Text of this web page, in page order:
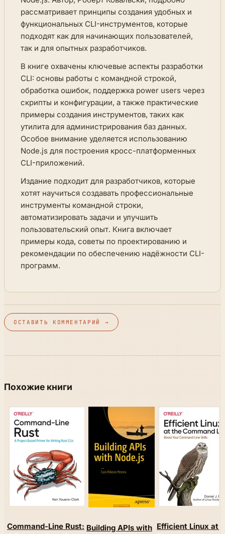
рассматривает принципы создания удобных и
функциональных CLI-инструментов, которые
подходят как для начинающих пользователей,
так и для опытных разработчиков.
В книге охвачены ключевые аспекты разработки
CLI: основы работы с командной строкой,
обработка ошибок, поддержка power users через
скрипты и конфигурации, а также практические
примеры создания инструментов, таких как
утилита для администрирования баз данных.
Особое внимание уделяется использованию
Node.js для построения кросс-платформенных
CLI-приложений.
Издание подходит для разработчиков, которые
хотят научиться создавать профессиональные
инструменты командной строки,
автоматизировать задачи и улучшить
пользовательский опыт. Книга включает
примеры кода, советы по проектированию и
рекомендации по обеспечению надёжности CLI-
программ.
ОСТАВИТЬ КОММЕНТАРИЙ →
Похожие книги
Command-Line Rust: Building APIs with Efficient Linux at